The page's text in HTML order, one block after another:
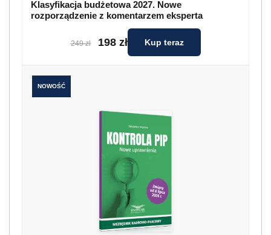
Klasyfikacja budżetowa 2027. Nowe
rozporządzenie z komentarzem eksperta
249 zł 198 zł Kup teraz
NOWOŚĆ